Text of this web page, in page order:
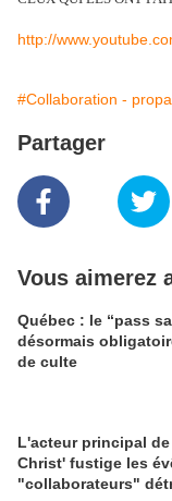
http://
#Collaboration -
Partager
Vous aimerez
Québec : le “pass
désormais
de culte
L'acteur principal
Christ' fustige les
"collaborateurs"